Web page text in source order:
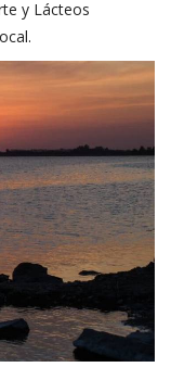
y Lácteos